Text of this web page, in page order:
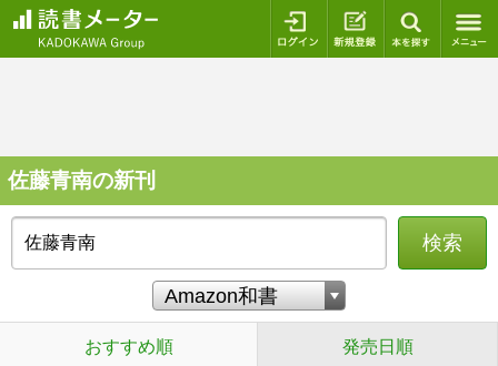
ログイン 新規登録
佐藤青南の新刊
検索
おすすめ順 発売日順